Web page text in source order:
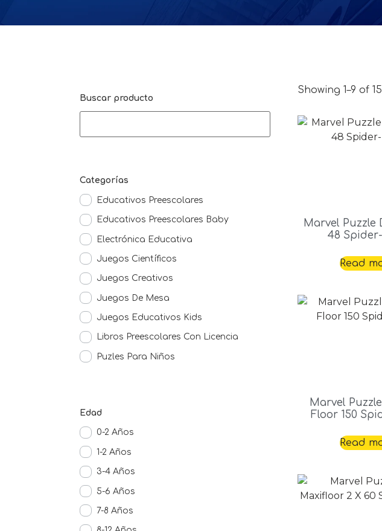
Buscar producto
Categorías
Educativos Preescolares
Educativos Preescolares Baby
Electrónica Educativa
Juegos Científicos
Juegos Creativos
Juegos De Mesa
Juegos Educativos Kids
Libros Preescolares Con Licencia
Puzles Para Niños
Edad
0-2 Años
1-2 Años
3-4 Años
5-6 Años
7-8 Años
Showing 1–9 of
Marvel Puzzle
48
Read
Marvel
Floor 150
Read